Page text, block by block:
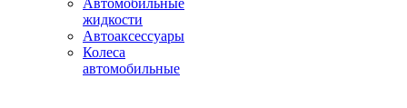
Автомобильные
жидкости
Автоаксессуары
Колеса
автомобильные